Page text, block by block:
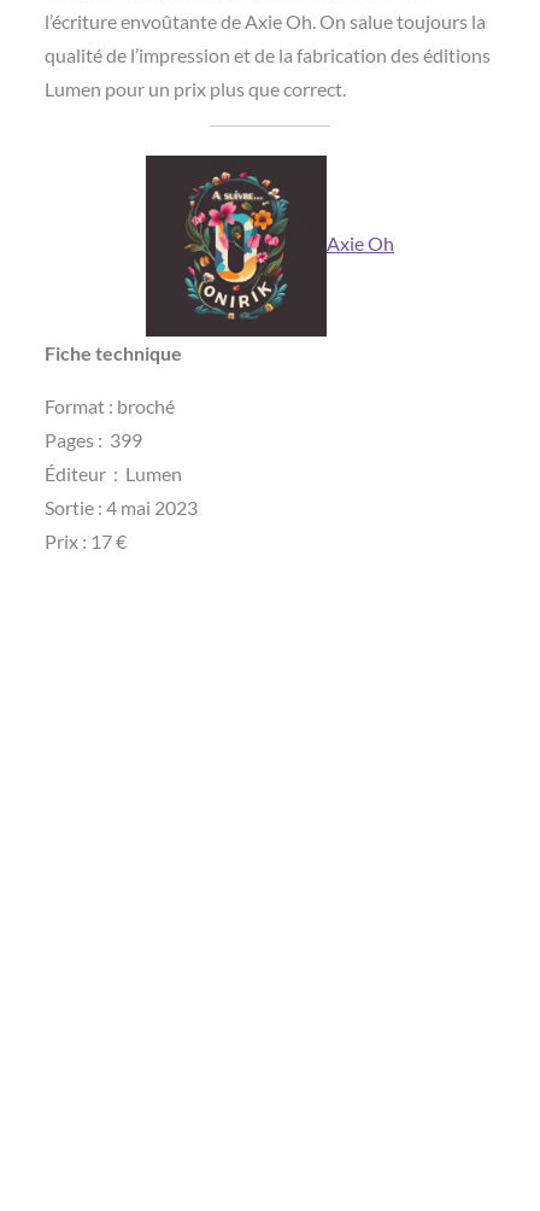
l’écriture envoûtante de Axie Oh. On salue toujours la
qualité de l’impression et de la fabrication des éditions
Lumen pour un prix plus que correct.
Axie Oh
Fiche technique
Pages : ‎ 399
Éditeur ‏ : ‎ Lumen
Sortie : 4 mai 2023
Prix : 17 €